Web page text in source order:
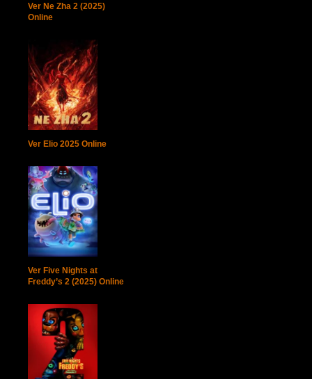
Ver Ne Zha 2 (2025)
Online
Ver Elio 2025 Online
Ver Five Nights at
Freddy’s 2 (2025) Online